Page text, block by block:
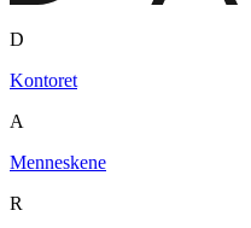
D
Kontoret
A
Menneskene
R